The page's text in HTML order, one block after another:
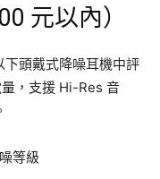
元以內）
頭戴式降噪耳機中評
，支援 Hi-Res 音
等級